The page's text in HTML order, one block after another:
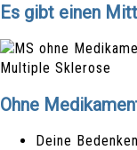
Es gibt einen
Ohne
Deine